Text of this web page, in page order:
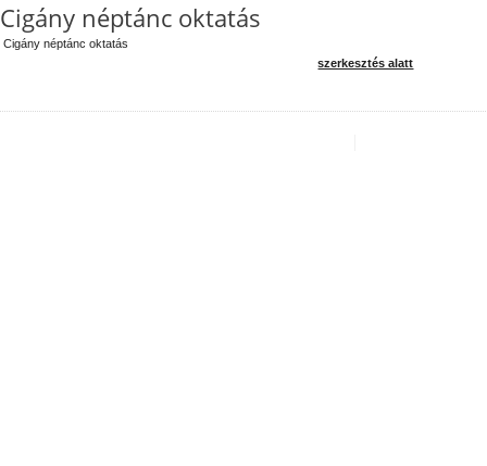
Cigány néptánc oktatás
Cigány néptánc oktatás
szerkesztés alatt